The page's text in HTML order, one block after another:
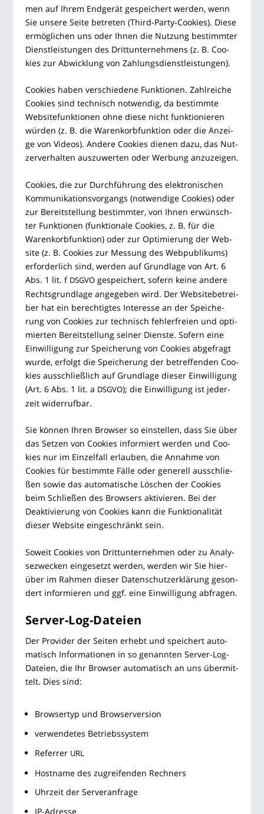
men auf Ihrem End­ge­rät gespei­chert wer­den, wenn
Sie unse­re Sei­te betre­ten (Third-Par­ty-Coo­kies). Die­se
ermög­li­chen uns oder Ihnen die Nut­zung bestimm­ter
Dienst­leis­tun­gen des Dritt­un­ter­neh­mens (z. B. Coo­
kies zur Abwick­lung von Zahlungsdienstleistungen).
Coo­kies haben ver­schie­de­ne Funk­tio­nen. Zahl­rei­che
Coo­kies sind tech­nisch not­wen­dig, da bestimm­te
Web­site­funk­tio­nen ohne die­se nicht funk­tio­nie­ren
wür­den (z. B. die Waren­korb­funk­ti­on oder die Anzei­
ge von Vide­os). Ande­re Coo­kies die­nen dazu, das Nut­
zer­ver­hal­ten aus­zu­wer­ten oder Wer­bung anzuzeigen.
Coo­kies, die zur Durch­füh­rung des elek­tro­ni­schen
Kom­mu­ni­ka­ti­ons­vor­gangs (not­wen­di­ge Coo­kies) oder
zur Bereit­stel­lung bestimm­ter, von Ihnen erwünsch­
ter Funk­tio­nen (funk­tio­na­le Coo­kies, z. B. für die
Waren­korb­funk­ti­on) oder zur Opti­mie­rung der Web­
site (z. B. Coo­kies zur Mes­sung des Web­pu­bli­kums)
erfor­der­lich sind, wer­den auf Grund­la­ge von Art. 6
Abs. 1 lit. f DSGVOgespei­chert, sofern kei­ne ande­re
Rechts­grund­la­ge ange­ge­ben wird. Der Web­site­be­trei­
ber hat ein berech­tig­tes Inter­es­se an der Spei­che­
rung von Coo­kies zur tech­nisch feh­ler­frei­en und opti­
mier­ten Bereit­stel­lung sei­ner Diens­te. Sofern eine
Ein­wil­li­gung zur Spei­che­rung von Coo­kies abge­fragt
wur­de, erfolgt die Spei­che­rung der betref­fen­den Coo­
kies aus­schließ­lich auf Grund­la­ge die­ser Ein­wil­li­gung
(Art. 6 Abs. 1 lit. a DSGVO); die Ein­wil­li­gung ist jeder­
zeit widerrufbar.
Sie kön­nen Ihren Brow­ser so ein­stel­len, dass Sie über
das Set­zen von Coo­kies infor­miert wer­den und Coo­
kies nur im Ein­zel­fall erlau­ben, die Annah­me von
Coo­kies für bestimm­te Fäl­le oder gene­rell aus­schlie­
ßen sowie das auto­ma­ti­sche Löschen der Coo­kies
beim Schlie­ßen des Brow­sers akti­vie­ren. Bei der
Deak­ti­vie­rung von Coo­kies kann die Funk­tio­na­li­tät
die­ser Web­site ein­ge­schränkt sein.
Soweit Coo­kies von Dritt­un­ter­neh­men oder zu Ana­ly­
se­zwe­cken ein­ge­setzt wer­den, wer­den wir Sie hier­
über im Rah­men die­ser Daten­schutz­er­klä­rung geson­
dert infor­mie­ren und ggf. eine Ein­wil­li­gung abfragen.
Ser­ver-Log-Datei­en
Der Pro­vi­der der Sei­ten erhebt und spei­chert auto­
ma­tisch Infor­ma­tio­nen in so genann­ten Ser­ver-Log-
Datei­en, die Ihr Brow­ser auto­ma­tisch an uns über­mit­
telt. Dies sind:
Brow­ser­typ und Browserversion
ver­wen­de­tes Betriebssystem
Refer­rer URL
Host­na­me des zugrei­fen­den Rechners
Uhr­zeit der Serveranfrage
IP-Adres­se